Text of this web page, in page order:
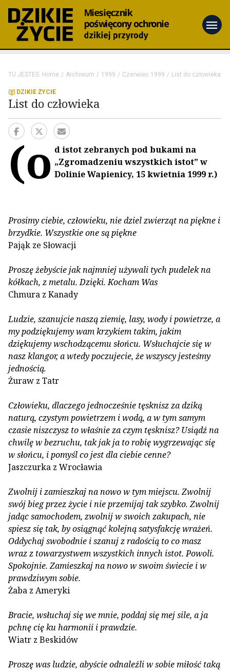
menu
TU JESTEŚ: Home Archiwum 1999 Czerwiec 1999 List do człowieka
DZIKIE ŻYCIE
List do człowieka
(o d istot zebranych pod bukami na
„Zgromadzeniu wszystkich istot” w
Dolinie Wapienicy, 15 kwietnia 1999 r.)
Prosimy ciebie, człowieku, nie dziel zwierząt na piękne i
brzydkie. Wszystkie one są piękne
Pająk ze Słowacji
Proszę żebyście jak najmniej używali tych pudelek na
kółkach, z metalu. Dzięki. Kocham Was
Chmura z Kanady
Ludzie, szanujcie naszą ziemię, lasy, wody i powietrze, a
my podziękujemy wam krzykiem takim, jakim
dziękujemy wschodzącemu słońcu. Wsłuchajcie się w
nasz klangor, a wtedy poczujecie, że wszyscy jesteśmy
jednością.
Żuraw z Tatr
Człowieku, dlaczego jednocześnie tęsknisz za dziką
naturą, czystym powietrzem i wodą, a w tym samym
czasie niszczysz to właśnie za czym tęsknisz? Usiądź na
chwilę w bezruchu, tak jak ja to robię wygrzewając się
w słońcu, i pomyśl co jest dla ciebie cenne?
Jaszczurka z Wrocławia
Zwolnij i zamieszkaj na nowo w tym miejscu. Zwolnij
swój bieg przez życie i nie przemijaj tak szybko. Zwolnij
jadąc samochodem, zwolnij w swoich zakupach, nie
spiesz się tak, by osiągnąć kolejną satysfakcję wrażeń.
Oddychaj swobodnie i szanuj z radością to co masz
wraz z towarzystwem wszystkich innych istot. Powoli.
Spokojnie. Zamieszkaj na nowo w swoim świecie i w
prawdziwym sobie.
Żaba z Ameryki
Bracie, wsłuchaj się we mnie, poddaj się mej sile, a ja
pchnę cię ku harmonii i prawdzie.
Wiatr z Beskidów
Proszę was ludzie, abyście odnaleźli w sobie miłość taką